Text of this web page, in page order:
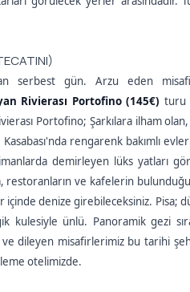
serbest gün. Arzu eden
Rivierası Portofino (145€) turu
Portofino; Şarkılara ilham
Kasabası'nda rengarenk bakımlı
demirleyen lüks yatları
restoranların ve kafelerin
içinde denize girebileceksiniz. Pisa;
kulesiyle ünlü. Panoramik gezi
ve dileyen misafirlerimiz bu tarihi
otelimizde.